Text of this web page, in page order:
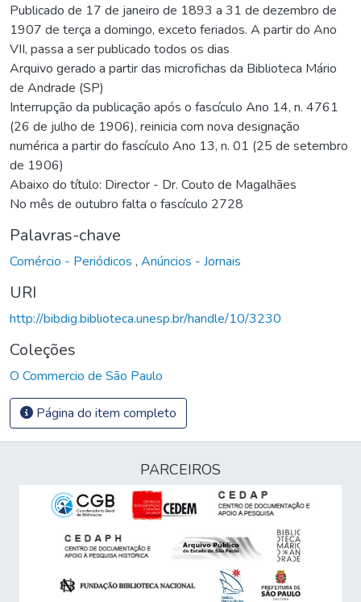
Publicado de 17 de janeiro de 1893 a 31 de dezembro de
1907 de terça a domingo, exceto feriados. A partir do Ano
VII, passa a ser publicado todos os dias
Arquivo gerado a partir das microfichas da Biblioteca Mário
de Andrade (SP)
Interrupção da publicação após o fascículo Ano 14, n. 4761
(26 de julho de 1906), reinicia com nova designação
numérica a partir do fascículo Ano 13, n. 01 (25 de setembro
de 1906)
Abaixo do título: Director - Dr. Couto de Magalhães
No mês de outubro falta o fascículo 2728
Palavras-chave
Comércio - Periódicos , Anúncios - Jornais
URI
http://bibdig.biblioteca.unesp.br/handle/10/3230
Coleções
O Commercio de São Paulo
Página do item completo
PARCEIROS